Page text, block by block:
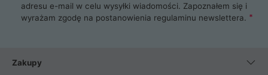
adresu e-mail w celu wysyłki wiadomości. Zapoznałem się i
wyrażam zgodę na postanowienia regulaminu newslettera.
Zakupy